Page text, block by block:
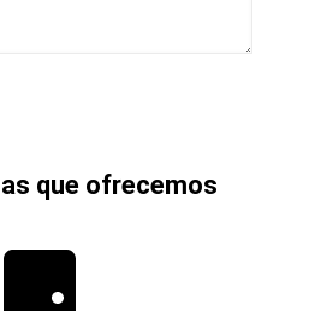
que ofrecemos